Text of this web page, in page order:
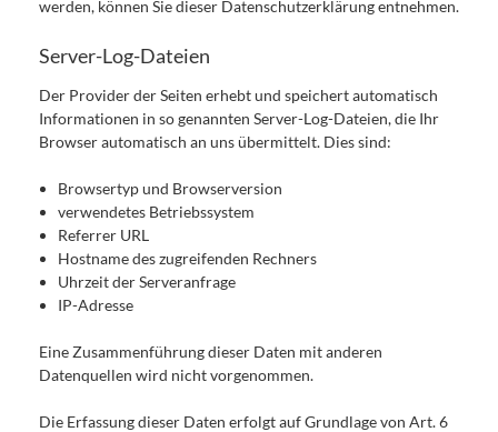
werden, können Sie dieser Datenschutzerklärung entnehmen.
Server-Log-Dateien
Der Provider der Seiten erhebt und speichert automatisch
Informationen in so genannten Server-Log-Dateien, die Ihr
Browser automatisch an uns übermittelt. Dies sind:
Browsertyp und Browserversion
verwendetes Betriebssystem
Referrer URL
Hostname des zugreifenden Rechners
Uhrzeit der Serveranfrage
IP-Adresse
Eine Zusammenführung dieser Daten mit anderen
Datenquellen wird nicht vorgenommen.
Die Erfassung dieser Daten erfolgt auf Grundlage von Art. 6